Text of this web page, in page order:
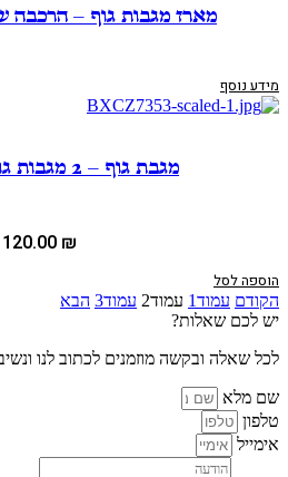
מארז מגבות גוף – הרכבה
מידע נוסף
מגבת גוף – 2 מגבות גוף ריקמת שם
120.00 ₪
הוספה לסל
הקודם עמוד1 עמוד2 עמוד3 הבא
יש לכם שאלות?
לכל שאלה ובקשה מוזמנים לכתוב לנו
שם מלא
טלפון
אימייל